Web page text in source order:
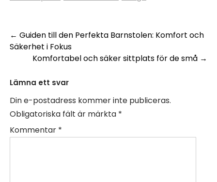
Inläggsnavigering
← Guiden till den Perfekta Barnstolen: Komfort och
Säkerhet i Fokus
Komfortabel och säker sittplats för de små →
Lämna ett svar
Din e-postadress kommer inte publiceras.
Obligatoriska fält är märkta *
Kommentar *